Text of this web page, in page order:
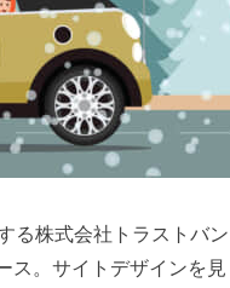
る株式会社トラストバン
ス。サイトデザインを見